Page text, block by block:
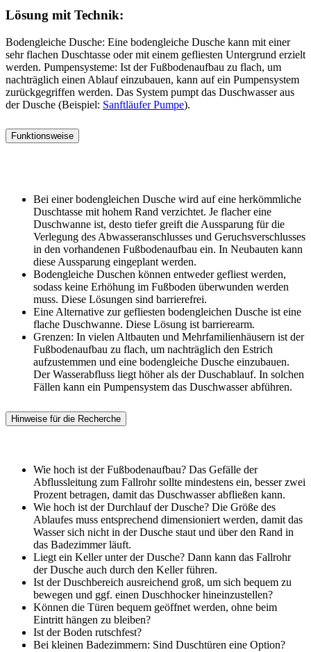
Lösung mit Technik:
Bodengleiche Dusche: Eine bodengleiche Dusche kann mit einer
sehr flachen Duschtasse oder mit einem gefliesten Untergrund erzielt
werden. Pumpensysteme: Ist der Fußbodenaufbau zu flach, um
nachträglich einen Ablauf einzubauen, kann auf ein Pumpensystem
zurückgegriffen werden. Das System pumpt das Duschwasser aus
der Dusche (Beispiel: Sanftläufer Pumpe).
Funktionsweise
Bei einer bodengleichen Dusche wird auf eine herkömmliche
Duschtasse mit hohem Rand verzichtet. Je flacher eine
Duschwanne ist, desto tiefer greift die Aussparung für die
Verlegung des Abwasseranschlusses und Geruchsverschlusses
in den vorhandenen Fußbodenaufbau ein. In Neubauten kann
diese Aussparung eingeplant werden.
Bodengleiche Duschen können entweder gefliest werden,
sodass keine Erhöhung im Fußboden überwunden werden
muss. Diese Lösungen sind barrierefrei.
Eine Alternative zur gefliesten bodengleichen Dusche ist eine
flache Duschwanne. Diese Lösung ist barrierearm.
Grenzen: In vielen Altbauten und Mehrfamilienhäusern ist der
Fußbodenaufbau zu flach, um nachträglich den Estrich
aufzustemmen und eine bodengleiche Dusche einzubauen.
Der Wasserabfluss liegt höher als der Duschablauf. In solchen
Fällen kann ein Pumpensystem das Duschwasser abführen.
Hinweise für die Recherche
Wie hoch ist der Fußbodenaufbau? Das Gefälle der
Abflussleitung zum Fallrohr sollte mindestens ein, besser zwei
Prozent betragen, damit das Duschwasser abfließen kann.
Wie hoch ist der Durchlauf der Dusche? Die Größe des
Ablaufes muss entsprechend dimensioniert werden, damit das
Wasser sich nicht in der Dusche staut und über den Rand in
das Badezimmer läuft.
Liegt ein Keller unter der Dusche? Dann kann das Fallrohr
der Dusche auch durch den Keller führen.
Ist der Duschbereich ausreichend groß, um sich bequem zu
bewegen und ggf. einen Duschhocker hineinzustellen?
Können die Türen bequem geöffnet werden, ohne beim
Eintritt hängen zu bleiben?
Ist der Boden rutschfest?
Bei kleinen Badezimmern: Sind Duschtüren eine Option?